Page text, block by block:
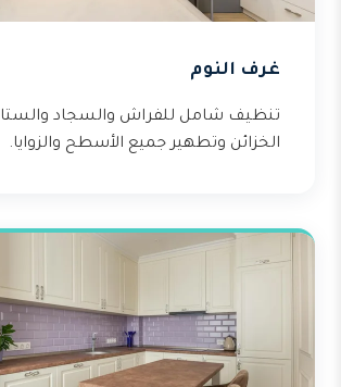
غرف النوم
تنظيف شامل للفراش والسجاد
الخزائن وتطهير جميع الأسطح والزوايا.